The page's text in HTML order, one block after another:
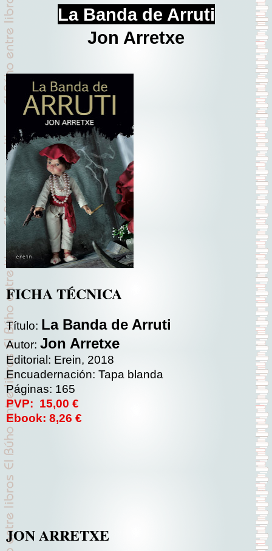
La Banda de Arruti
Jon Arretxe
FICHA TÉCNICA
Título: La Banda de Arruti
Autor: Jon Arretxe
Editorial: Erein, 2018
Encuadernación: Tapa blanda
Páginas: 165
PVP: 15,00 €
Ebook: 8,26 €
JON ARRETXE